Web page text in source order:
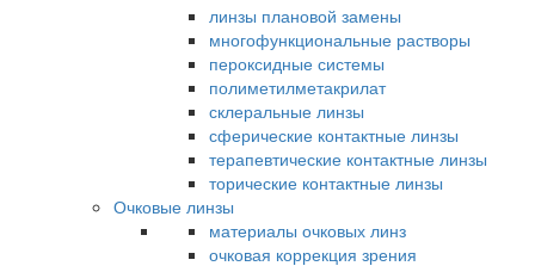
линзы плановой замены
многофункциональные растворы
пероксидные системы
полиметилметакрилат
склеральные линзы
сферические контактные линзы
терапевтические контактные линзы
торические контактные линзы
Очковые линзы
материалы очковых линз
очковая коррекция зрения